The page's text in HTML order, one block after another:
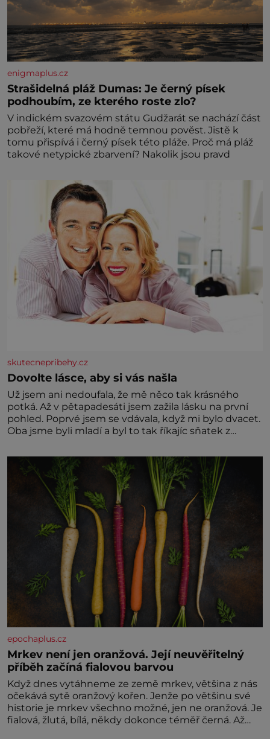
enigmaplus.cz
Strašidelná pláž Dumas: Je černý písek
podhoubím, ze kterého roste zlo?
V indickém svazovém státu Gudžarát se nachází část
pobřeží, které má hodně temnou pověst. Jistě k
tomu přispívá i černý písek této pláže. Proč má pláž
takové netypické zbarvení? Nakolik jsou pravd
skutecnepribehy.cz
Dovolte lásce, aby si vás našla
Už jsem ani nedoufala, že mě něco tak krásného
potká. Až v pětapadesáti jsem zažila lásku na první
pohled. Poprvé jsem se vdávala, když mi bylo dvacet.
Oba jsme byli mladí a byl to tak říkajíc sňatek z
zaopatřený mladý muž. Manželství nám oběma moc
nesvědčilo, brzy jsme zjistili, že
epochaplus.cz
Mrkev není jen oranžová. Její neuvěřitelný
příběh začíná fialovou barvou
Když dnes vytáhneme ze země mrkev, většina z nás
očekává sytě oranžový kořen. Jenže po většinu své
historie je mrkev všechno možné, jen ne oranžová. Je
fialová, žlutá, bílá, někdy dokonce téměř černá. Až